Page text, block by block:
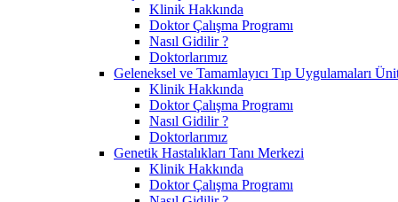
Klinik Hakkında
Doktor Çalışma Programı
Nasıl Gidilir ?
Doktorlarımız
Geleneksel ve Tamamlayıcı Tıp Uygulamaları
Klinik Hakkında
Doktor Çalışma Programı
Nasıl Gidilir ?
Doktorlarımız
Genetik Hastalıkları Tanı Merkezi
Klinik Hakkında
Doktor Çalışma Programı